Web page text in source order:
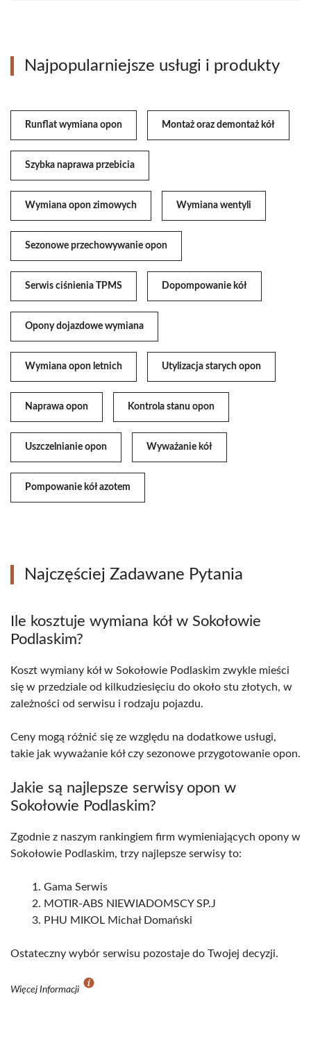
Najpopularniejsze usługi i produkty
Runflat wymiana opon Montaż oraz demontaż kół
Szybka naprawa przebicia
Wymiana opon zimowych Wymiana wentyli
Sezonowe przechowywanie opon
Serwis ciśnienia TPMS Dopompowanie kół
Opony dojazdowe wymiana
Wymiana opon letnich Utylizacja starych opon
Naprawa opon Kontrola stanu opon
Uszczelnianie opon Wyważanie kół
Pompowanie kół azotem
Najczęściej Zadawane Pytania
Ile kosztuje wymiana kół w Sokołowie
Podlaskim?
Koszt wymiany kół w Sokołowie Podlaskim zwykle mieści
się w przedziale od kilkudziesięciu do około stu złotych, w
zależności od serwisu i rodzaju pojazdu.
Ceny mogą różnić się ze względu na dodatkowe usługi,
takie jak wyważanie kół czy sezonowe przygotowanie opon.
Jakie są najlepsze serwisy opon w
Sokołowie Podlaskim?
Zgodnie z naszym rankingiem firm wymieniających opony w
Sokołowie Podlaskim, trzy najlepsze serwisy to:
Gama Serwis
MOTIR-ABS NIEWIADOMSCY SP.J
PHU MIKOL Michał Domański
Ostateczny wybór serwisu pozostaje do Twojej decyzji.
Więcej Informacji